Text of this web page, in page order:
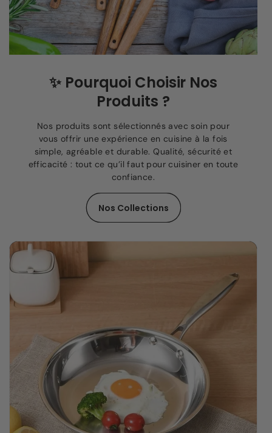
✨ Pourquoi Choisir Nos
Produits ?
Nos produits sont sélectionnés avec soin pour
vous offrir une expérience en cuisine à la fois
simple, agréable et durable. Qualité, sécurité et
efficacité : tout ce qu’il faut pour cuisiner en toute
confiance.
Nos Collections